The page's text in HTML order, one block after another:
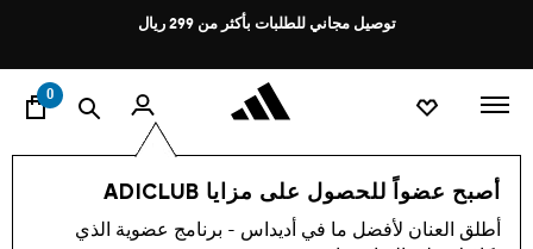
Pause
rotation
توصيل مجاني للطلبات بأكثر من 299 ريال
0
أصبح عضواً للحصول على مزايا ADICLUB
أطلق العنان لأفضل ما في أديداس - برنامج عضوية الذي
الأطفال أحذية
العودة إلى المدرسة 4.3 (15)